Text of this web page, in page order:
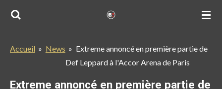
Passer
principal
Accueil » News » Extreme annoncé en première partie de
Def Leppard à l'Accor Arena de Paris
Extreme annoncé en première partie de